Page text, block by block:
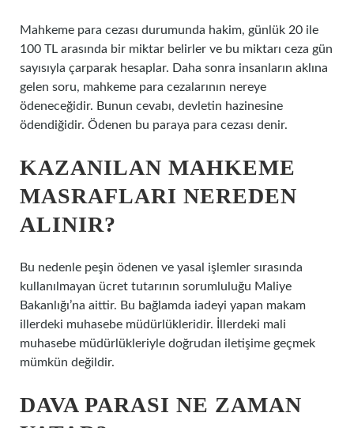
Mahkeme para cezası durumunda hakim, günlük 20 ile
100 TL arasında bir miktar belirler ve bu miktarı ceza gün
sayısıyla çarparak hesaplar. Daha sonra insanların aklına
gelen soru, mahkeme para cezalarının nereye
ödeneceğidir. Bunun cevabı, devletin hazinesine
ödendiğidir. Ödenen bu paraya para cezası denir.
KAZANILAN MAHKEME
MASRAFLARI NEREDEN
ALINIR?
Bu nedenle peşin ödenen ve yasal işlemler sırasında
kullanılmayan ücret tutarının sorumluluğu Maliye
Bakanlığı’na aittir. Bu bağlamda iadeyi yapan makam
illerdeki muhasebe müdürlükleridir. İllerdeki mali
muhasebe müdürlükleriyle doğrudan iletişime geçmek
mümkün değildir.
DAVA PARASI NE ZAMAN